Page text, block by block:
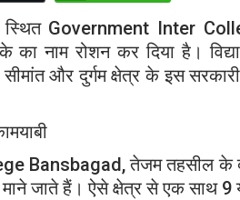
Government Inter
का नाम रोशन कर दिया है।
और दुर्गम क्षेत्र के इस
Bansbagad, तेजम तहसील के
जाते हैं। ऐसे क्षेत्र से एक साथ 9